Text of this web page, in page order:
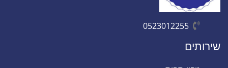
שירותים
0523012255